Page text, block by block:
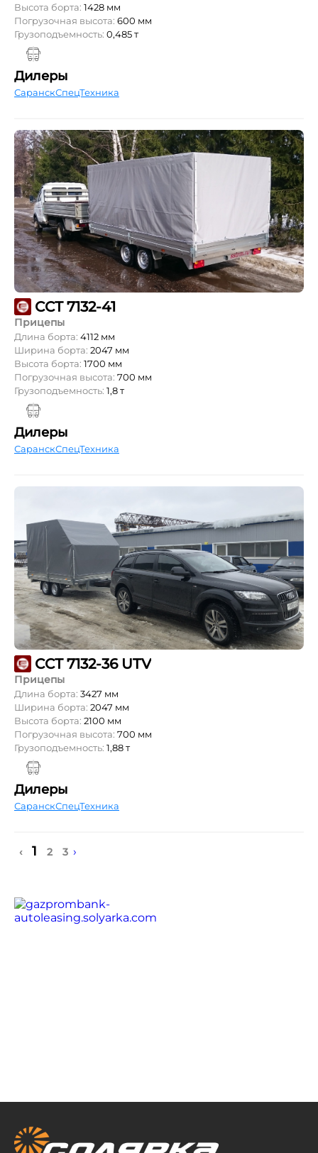
Высота борта: 1428 мм
Погрузочная высота: 600 мм
Грузоподъемность: 0,485 т
Дилеры
СаранскСпецТехника
ССТ 7132-41
Прицепы
Длина борта: 4112 мм
Ширина борта: 2047 мм
Высота борта: 1700 мм
Погрузочная высота: 700 мм
Грузоподъемность: 1,8 т
Дилеры
СаранскСпецТехника
ССТ 7132-36 UTV
Прицепы
Длина борта: 3427 мм
Ширина борта: 2047 мм
Высота борта: 2100 мм
Погрузочная высота: 700 мм
Грузоподъемность: 1,88 т
Дилеры
СаранскСпецТехника
‹ 1 2 3 ›